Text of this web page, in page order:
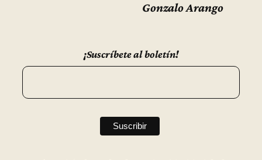
Gonzalo Arango
¡Suscríbete al boletín!